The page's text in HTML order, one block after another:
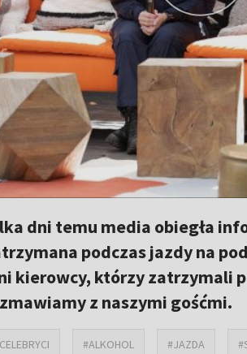
dni temu media obiegła
podczas jazdy na
kierowcy, którzy zatrzymali
z naszymi gośćmi.
#ALKOHOL #JAZDA